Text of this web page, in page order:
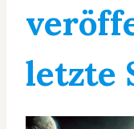
letzte